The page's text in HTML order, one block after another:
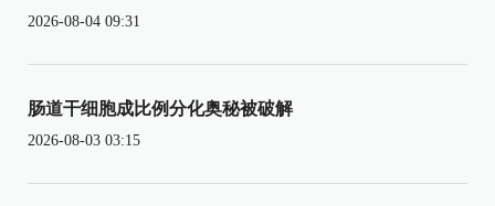
2026-08-04 09:31
肠道干细胞成比例分化奥秘被破解
2026-08-03 03:15